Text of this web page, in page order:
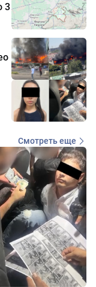
3
Смотреть еще